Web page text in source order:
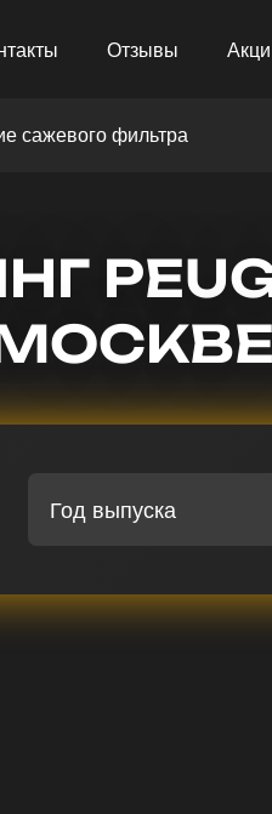
Отзывы
сажевого фильтра
Год выпуска